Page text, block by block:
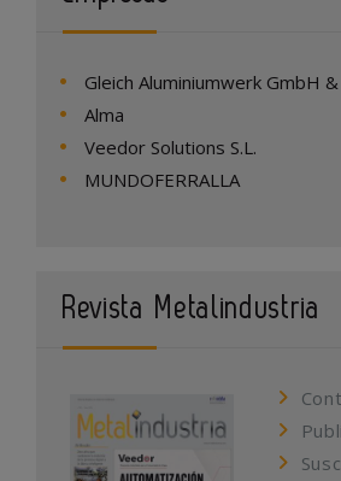
Gleich Aluminiumwerk GmbH &
Alma
Veedor Solutions S.L.
MUNDOFERRALLA
Revista Metalindustria